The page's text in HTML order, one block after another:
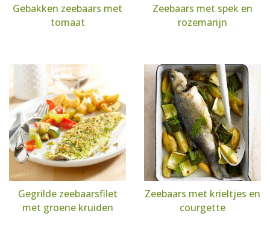
Gebakken zeebaars met
tomaat
Zeebaars met spek en
rozemarijn
Gegrilde zeebaarsfilet
met groene kruiden
Zeebaars met krieltjes en
courgette